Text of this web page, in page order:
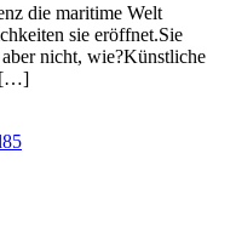
die maritime Welt
sie eröffnet.Sie
nicht, wie?Künstliche
[…]